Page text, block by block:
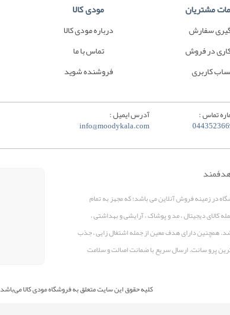
مشتریان
سفارش
در فروش
کاربری
مودی کالا
درباره مودی کالا
تماس با ما
فروشنده شوید
تماس : آدرس ایمیل :
info@moodykala.com
در زمینه فروش آنلاین می باشد؛ که مجهز به تمام
کالای دیجیتال ، مد و پوشاک ، آرایشی و بهداشتی ،
همچنین دارای هدف معین از جمله اشتغال زایی ، جذب
ترین پرو سانت. ارسال سریع با ضمانت اصالت و سلامت
کلیه حقوق این سایت متعلق به فروشگاه مودی کالا می‌باشد